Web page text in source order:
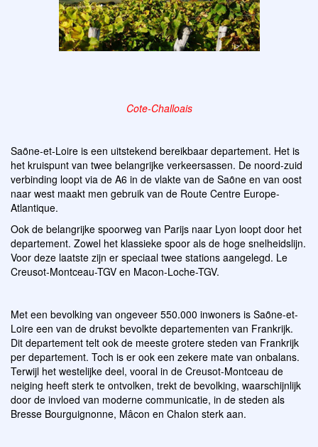
Cote-Challoais
Saȏne-et-Loire is een uitstekend bereikbaar departement. Het is
het kruispunt van twee belangrijke verkeersassen. De noord-zuid
verbinding loopt via de A6 in de vlakte van de Saȏne en van oost
naar west maakt men gebruik van de Route Centre Europe-
Atlantique.
Ook de belangrijke spoorweg van Parijs naar Lyon loopt door het
departement. Zowel het klassieke spoor als de hoge snelheidslijn.
Voor deze laatste zijn er speciaal twee stations aangelegd. Le
Creusot-Montceau-TGV en Macon-Loche-TGV.
Met een bevolking van ongeveer 550.000 inwoners is Saȏne-et-
Loire een van de drukst bevolkte departementen van Frankrijk.
Dit departement telt ook de meeste grotere steden van Frankrijk
per departement. Toch is er ook een zekere mate van onbalans.
Terwijl het westelijke deel, vooral in de Creusot-Montceau de
neiging heeft sterk te ontvolken, trekt de bevolking, waarschijnlijk
door de invloed van moderne communicatie, in de steden als
Bresse Bourguignonne, Mâcon en Chalon sterk aan.